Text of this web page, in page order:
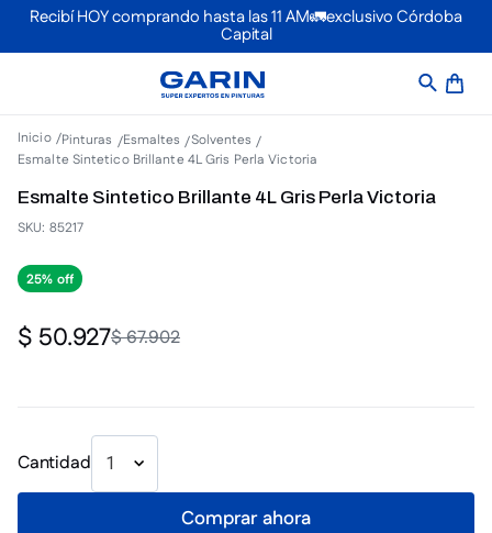
Recibí HOY comprando hasta las 11 AM🚛exclusivo Córdoba
Capital
Pinturas Esmaltes
Solventes
Esmalte Sintetico Brillante 4L Gris Perla Victoria
Esmalte Sintetico Brillante 4L Gris Perla Victoria
SKU: 85217
25%
$67.902
$ 50.927
Cantidad 1
Comprar ahora